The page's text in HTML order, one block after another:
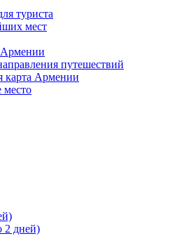
туриста
мест
Армении
путешествий
карта Армении
место
2 дней)